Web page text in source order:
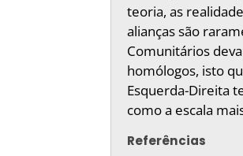
teoria, as
alianças são
Comunitários
homólogos, isto
Esquerda-Direita
como a escala
Referências